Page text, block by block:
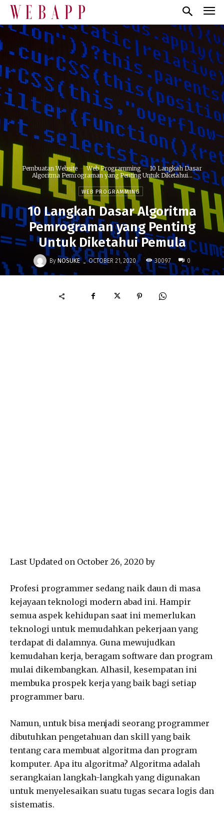
Pembuatan Website Web Programming
10 Langkah Dasar
Algoritma Pemrograman yang Penting Untuk Diketahui...
WEB PROGRAMMING
10 Langkah Dasar Algoritma
Pemrograman yang Penting
Untuk Diketahui Pemula
By NOSUKE - OCTOBER 21, 2020 30097 0
Last Updated on October 26, 2020 by
Profesi programmer sedang naik daun di masa
kejayaan teknologi modern abad ini. Hampir
semua aspek kehidupan saat ini memerlukan
teknologi untuk memudahkan pekerjaan yang
terdapat di dalamnya. Guna mewujudkan
kemudahan kerja, beragam software dan program
mulai dikembangkan. Alhasil, kesempatan ini
membuka prospek kerja yang baik bagi setiap
programmer baru.
Namun, untuk bisa menjadi seorang programmer
dibutuhkan pengetahuan dan skill yang baik
tentang cara membuat algoritma dan program
komputer. Apa itu algoritma? Algoritma adalah
serangkaian langkah-langkah yang digunakan
untuk menyelesaikan suatu tugas secara logis dan
sistematis.